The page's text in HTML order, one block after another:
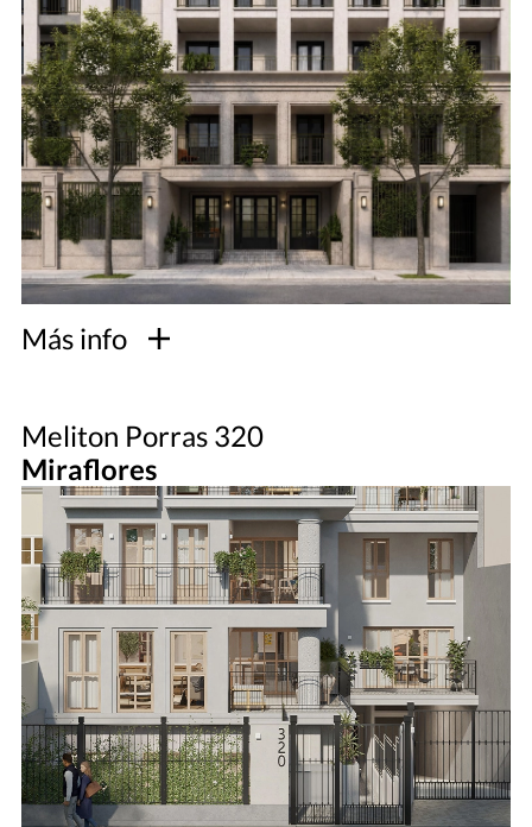
Más info
Meliton Porras 320
Miraflores